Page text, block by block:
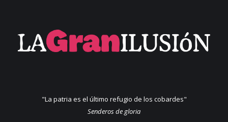
"La patria es el último refugio de los cobardes"
Senderos de gloria